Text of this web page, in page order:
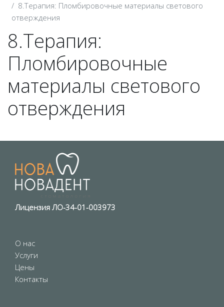
8.Терапия: Пломбировочные материалы светового
отверждения
8.Терапия:
Пломбировочные
материалы светового
отверждения
Лицензия ЛО-34-01-003973
О нас
Услуги
Цены
Контакты